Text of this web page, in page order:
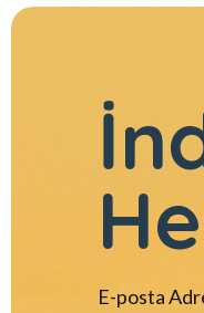
E-posta